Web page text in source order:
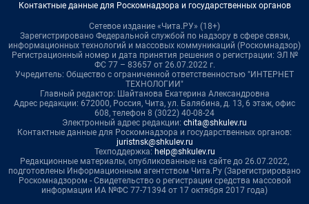
Контактные данные для Роскомнадзора и государственных органов
Сетевое издание «Чита.РУ» (18+)
Зарегистрировано Федеральной службой по надзору в сфере связи,
информационных технологий и массовых коммуникаций (Роскомнадзор)
Регистрационный номер и дата принятия решения о регистрации: ЭЛ №
ФС 77 – 83657 от 26.07.2022 г.
Учредитель: Общество с ограниченной ответственностью "ИНТЕРНЕТ
ТЕХНОЛОГИИ"
Главный редактор: Шайтанова Екатерина Александровна
Адрес редакции: 672000, Россия, Чита, ул. Балябина, д. 13, 6 этаж, офис
608, телефон 8 (3022) 40-08-24
Электронный адрес редакции: chita@shkulev.ru
Контактные данные для Роскомнадзора и государственных органов:
juristnsk@shkulev.ru
Техподдержка: help@shkulev.ru
Редакционные материалы, опубликованные на сайте до 26.07.2022,
подготовлены Информационным агентством Чита.Ру (Зарегистрировано
Роскомнадзором - Свидетельство о регистрации средства массовой
информации ИА №ФС 77-71394 от 17 октября 2017 года)